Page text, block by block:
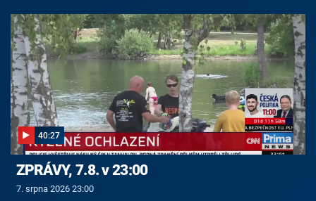
40:27
ZPRÁVY, 7.8. v 23:00
7. srpna 2026 23:00